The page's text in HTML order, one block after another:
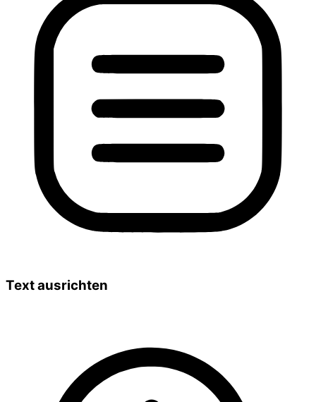
Text ausrichten